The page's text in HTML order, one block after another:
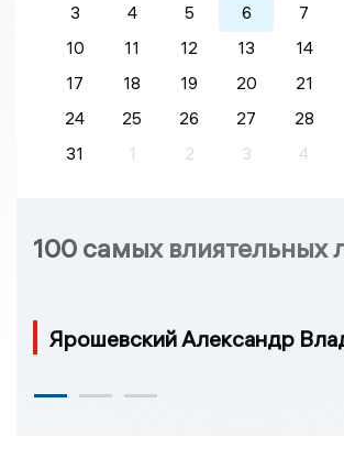
3
4 5 6 7
10
11 12 13 14
17
18 19 20 21
24
25 26 27 28
31
1 2 3 4
100 самых влиятельных
Ярошевский Александр